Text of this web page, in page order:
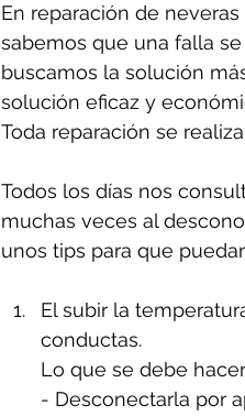
En reparación de
sabemos que una falla
buscamos la solución
solución eficaz y
Toda reparación se
Todos los días nos
muchas veces al
unos tips para que
El subir la
conductas.
Lo que se debe
- Desconectarla por